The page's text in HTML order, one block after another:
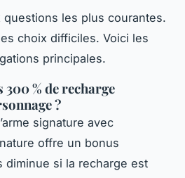
les plus courantes.
choix difficiles. Voici les
principales.
% de recharge
?
signature avec
offre un bonus
diminue si la recharge est